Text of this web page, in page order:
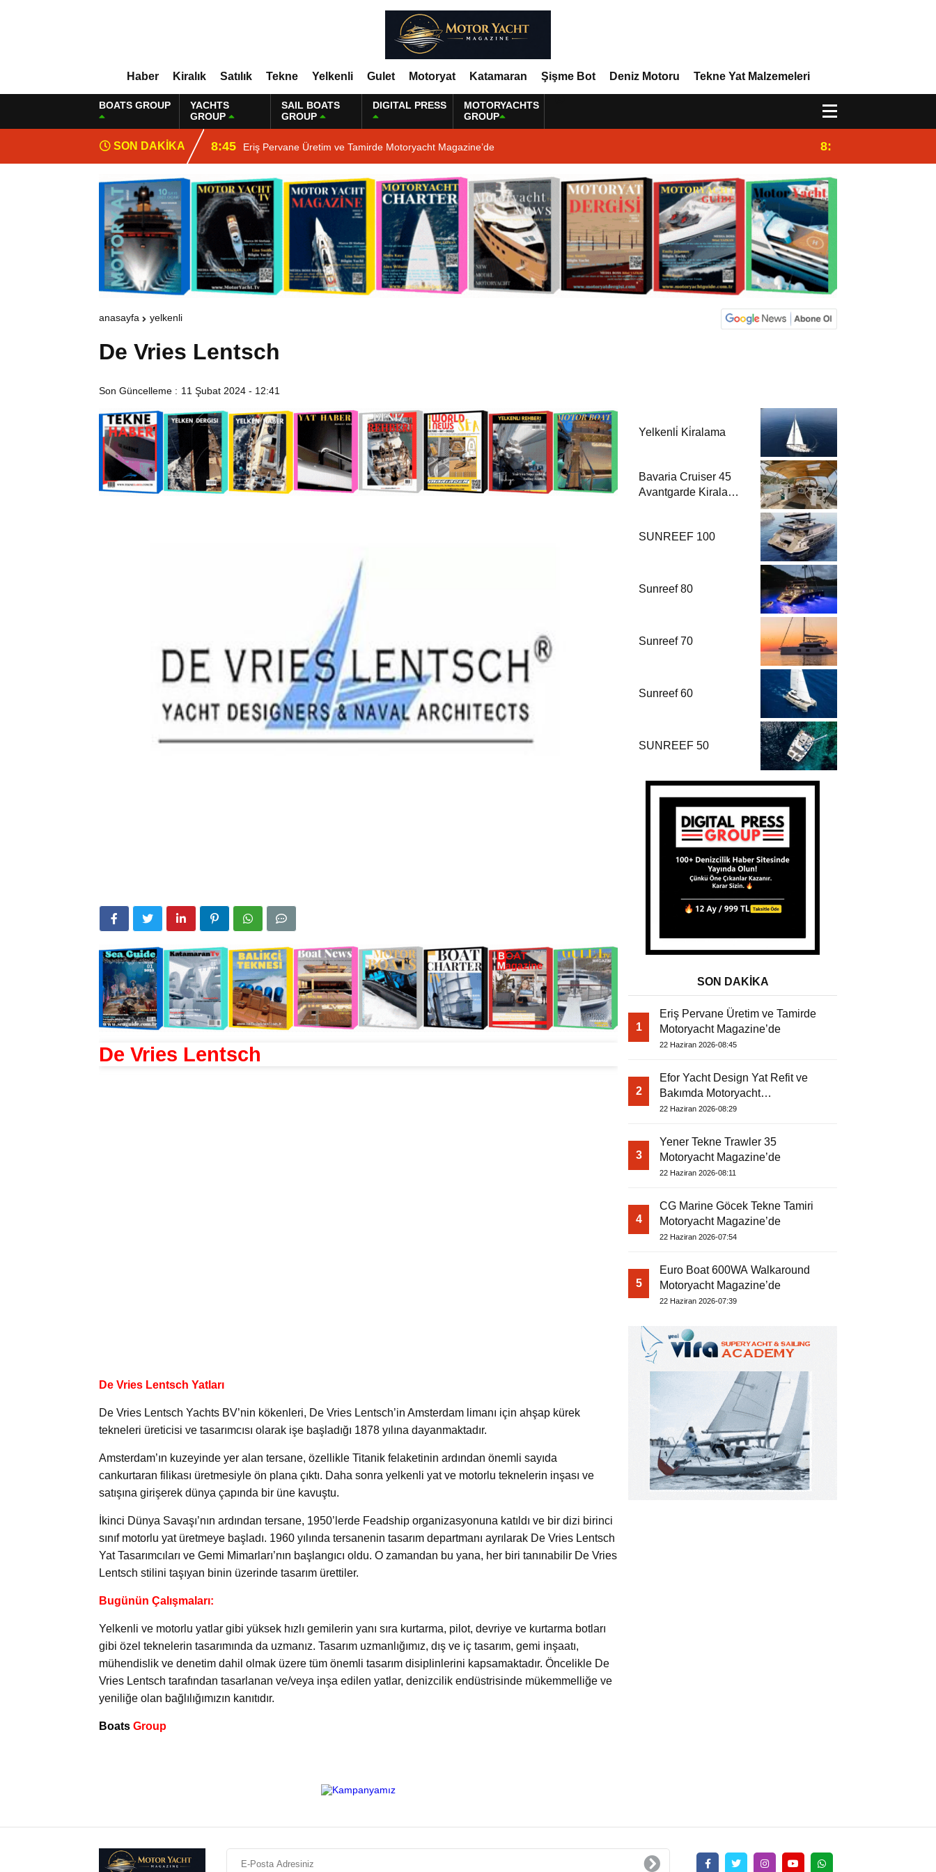
Haber Kiralık Satılık Tekne Yelkenli Gulet Motoryat Katamaran Şişme Bot Deniz Motoru Tekne Yat Malzemeleri
BOATS GROUP
YACHTS
GROUP
SAIL BOATS
GROUP
DIGITAL PRESS
MOTORYACHTS
GROUP
SON DAKİKA 8:45 Eriş Pervane Üretim ve Tamirde Motoryacht Magazine’de 8:29
anasayfa yelkenli
De Vries Lentsch
Son Güncelleme : 11 Şubat 2024 - 12:41
De Vries Lentsch
De Vries Lentsch Yatları
De Vries Lentsch Yachts BV’nin kökenleri, De Vries Lentsch’in Amsterdam limanı için ahşap kürek
tekneleri üreticisi ve tasarımcısı olarak işe başladığı 1878 yılına dayanmaktadır.
Amsterdam’ın kuzeyinde yer alan tersane, özellikle Titanik felaketinin ardından önemli sayıda
cankurtaran filikası üretmesiyle ön plana çıktı. Daha sonra yelkenli yat ve motorlu teknelerin inşası ve
satışına girişerek dünya çapında bir üne kavuştu.
İkinci Dünya Savaşı’nın ardından tersane, 1950’lerde Feadship organizasyonuna katıldı ve bir dizi birinci
sınıf motorlu yat üretmeye başladı. 1960 yılında tersanenin tasarım departmanı ayrılarak De Vries Lentsch
Yat Tasarımcıları ve Gemi Mimarları’nın başlangıcı oldu. O zamandan bu yana, her biri tanınabilir De Vries
Lentsch stilini taşıyan binin üzerinde tasarım ürettiler.
Bugünün Çalışmaları:
Yelkenli ve motorlu yatlar gibi yüksek hızlı gemilerin yanı sıra kurtarma, pilot, devriye ve kurtarma botları
gibi özel teknelerin tasarımında da uzmanız. Tasarım uzmanlığımız, dış ve iç tasarım, gemi inşaatı,
mühendislik ve denetim dahil olmak üzere tüm önemli tasarım disiplinlerini kapsamaktadır. Öncelikle De
Vries Lentsch tarafından tasarlanan ve/veya inşa edilen yatlar, denizcilik endüstrisinde mükemmelliğe ve
yeniliğe olan bağlılığımızın kanıtıdır.
Boats Group
Yelkenli̇ Ki̇ralama
Bavaria Cruiser 45
Avantgarde Kiralama
SUNREEF 100
Sunreef 80
Sunreef 70
Sunreef 60
SUNREEF 50
SON DAKİKA
1
Eriş Pervane Üretim ve Tamirde
Motoryacht Magazine’de
22 Haziran 2026-08:45
2
Efor Yacht Design Yat Refit ve
Bakımda Motoryacht
Magazine’de
22 Haziran 2026-08:29
3
Yener Tekne Trawler 35
Motoryacht Magazine’de
22 Haziran 2026-08:11
4
CG Marine Göcek Tekne Tamiri
Motoryacht Magazine’de
22 Haziran 2026-07:54
5
Euro Boat 600WA Walkaround
Motoryacht Magazine’de
22 Haziran 2026-07:39